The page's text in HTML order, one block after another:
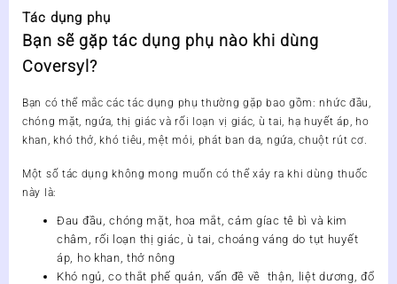
Tác dụng phụ
Bạn sẽ gặp tác dụng phụ nào khi dùng
Coversyl?
Bạn có thể mắc các tác dụng phụ thường gặp bao gồm: nhức đầu,
chóng mặt, ngứa, thị giác và rối loạn vị giác, ù tai, hạ huyết áp, ho
khan, khó thở, khó tiêu, mệt mỏi, phát ban da, ngứa, chuột rút cơ.
Một số tác dụng không mong muốn có thể xảy ra khi dùng thuốc
này là:
Đau đầu, chóng mặt, hoa mắt, cảm gíac tê bì và kim
châm, rối loạn thị giác, ù tai, choáng váng do tụt huyết
áp, ho khan, thở nông
Khó ngủ, co thắt phế quản, vấn đề về thận, liệt dương, đổ